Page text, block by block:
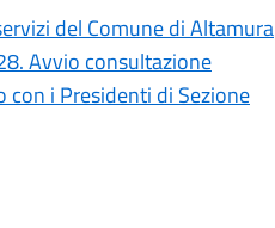
del Comune di Altamura
Avvio consultazione
i Presidenti di Sezione